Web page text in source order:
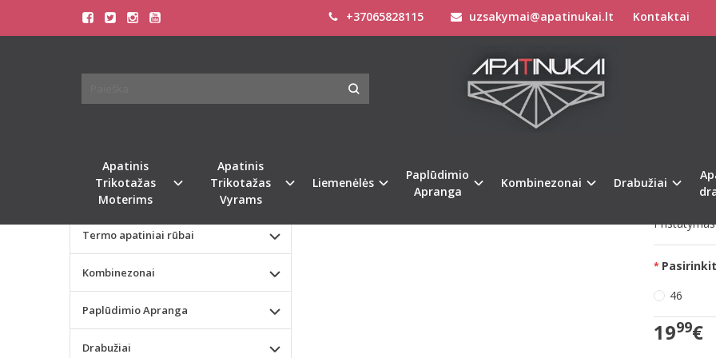
+37065828115 uzsakymai@apatinukai.lt Kontaktai
Apatinis
Trikotažas
Moterims
Apatinis
Trikotažas
Vyrams
Liemenėlės
Paplūdimio
Apranga
Kombinezonai Drabužiai
TRIUMPH 38(M) 44(XXL) 46(XXXL)
MARŠKINĖLIAI BE PURE SHIRT 02
Turimas
46
1999€
Valentino dienos dovana
Liemenėlės
Termo apatiniai rūbai
Kombinezonai
Paplūdimio Apranga
Drabužiai